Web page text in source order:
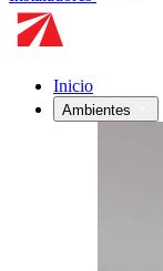
Inicio
Ambientes